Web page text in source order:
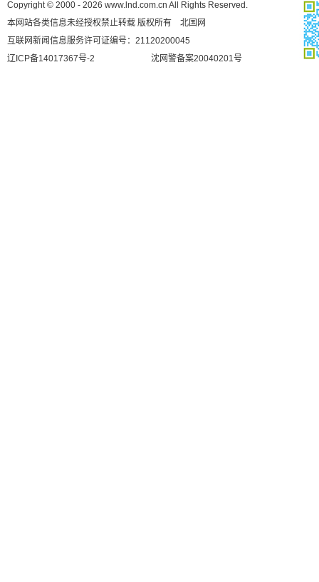
Copyright © 2000 - 2026 www.lnd.com.cn All Rights Reserved.
本网站各类信息未经授权禁止转载 版权所有 北国网
互联网新闻信息服务许可证编号：21120200045
辽ICP备14017367号-2
沈网警备案20040201号